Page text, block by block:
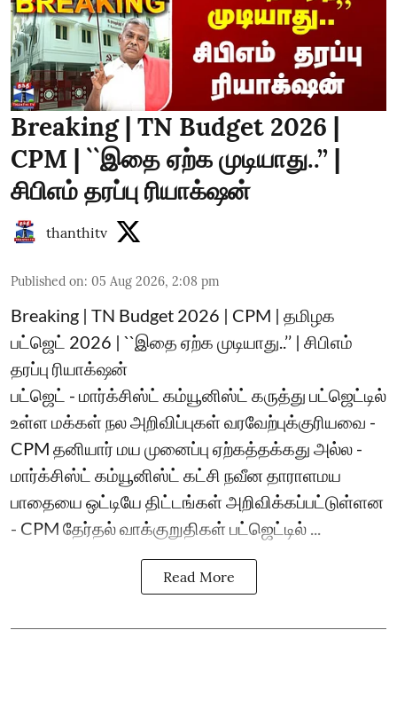
Breaking | TN Budget 2026 |
CPM | ``இதை ஏற்க முடியாது..’’ |
சிபிஎம் தரப்பு ரியாக்‌ஷன்
thanthitv
Published on: 05 Aug 2026, 2:08 pm
Breaking | TN Budget 2026 | CPM | தமிழக
பட்ஜெட் 2026 | ``இதை ஏற்க முடியாது..’’ | சிபிஎம்
தரப்பு ரியாக்‌ஷன்
பட்ஜெட் - மார்க்சிஸ்ட் கம்யூனிஸ்ட் கருத்து பட்ஜெட்டில்
உள்ள மக்கள் நல அறிவிப்புகள் வரவேற்புக்குரியவை -
CPM தனியார் மய முனைப்பு ஏற்கத்தக்கது அல்ல -
மார்க்சிஸ்ட் கம்யூனிஸ்ட் கட்சி நவீன தாராளமய
பாதையை ஒட்டியே திட்டங்கள் அறிவிக்கப்பட்டுள்ளன
- CPM தேர்தல் வாக்குறுதிகள் பட்ஜெட்டில் ...
Read More